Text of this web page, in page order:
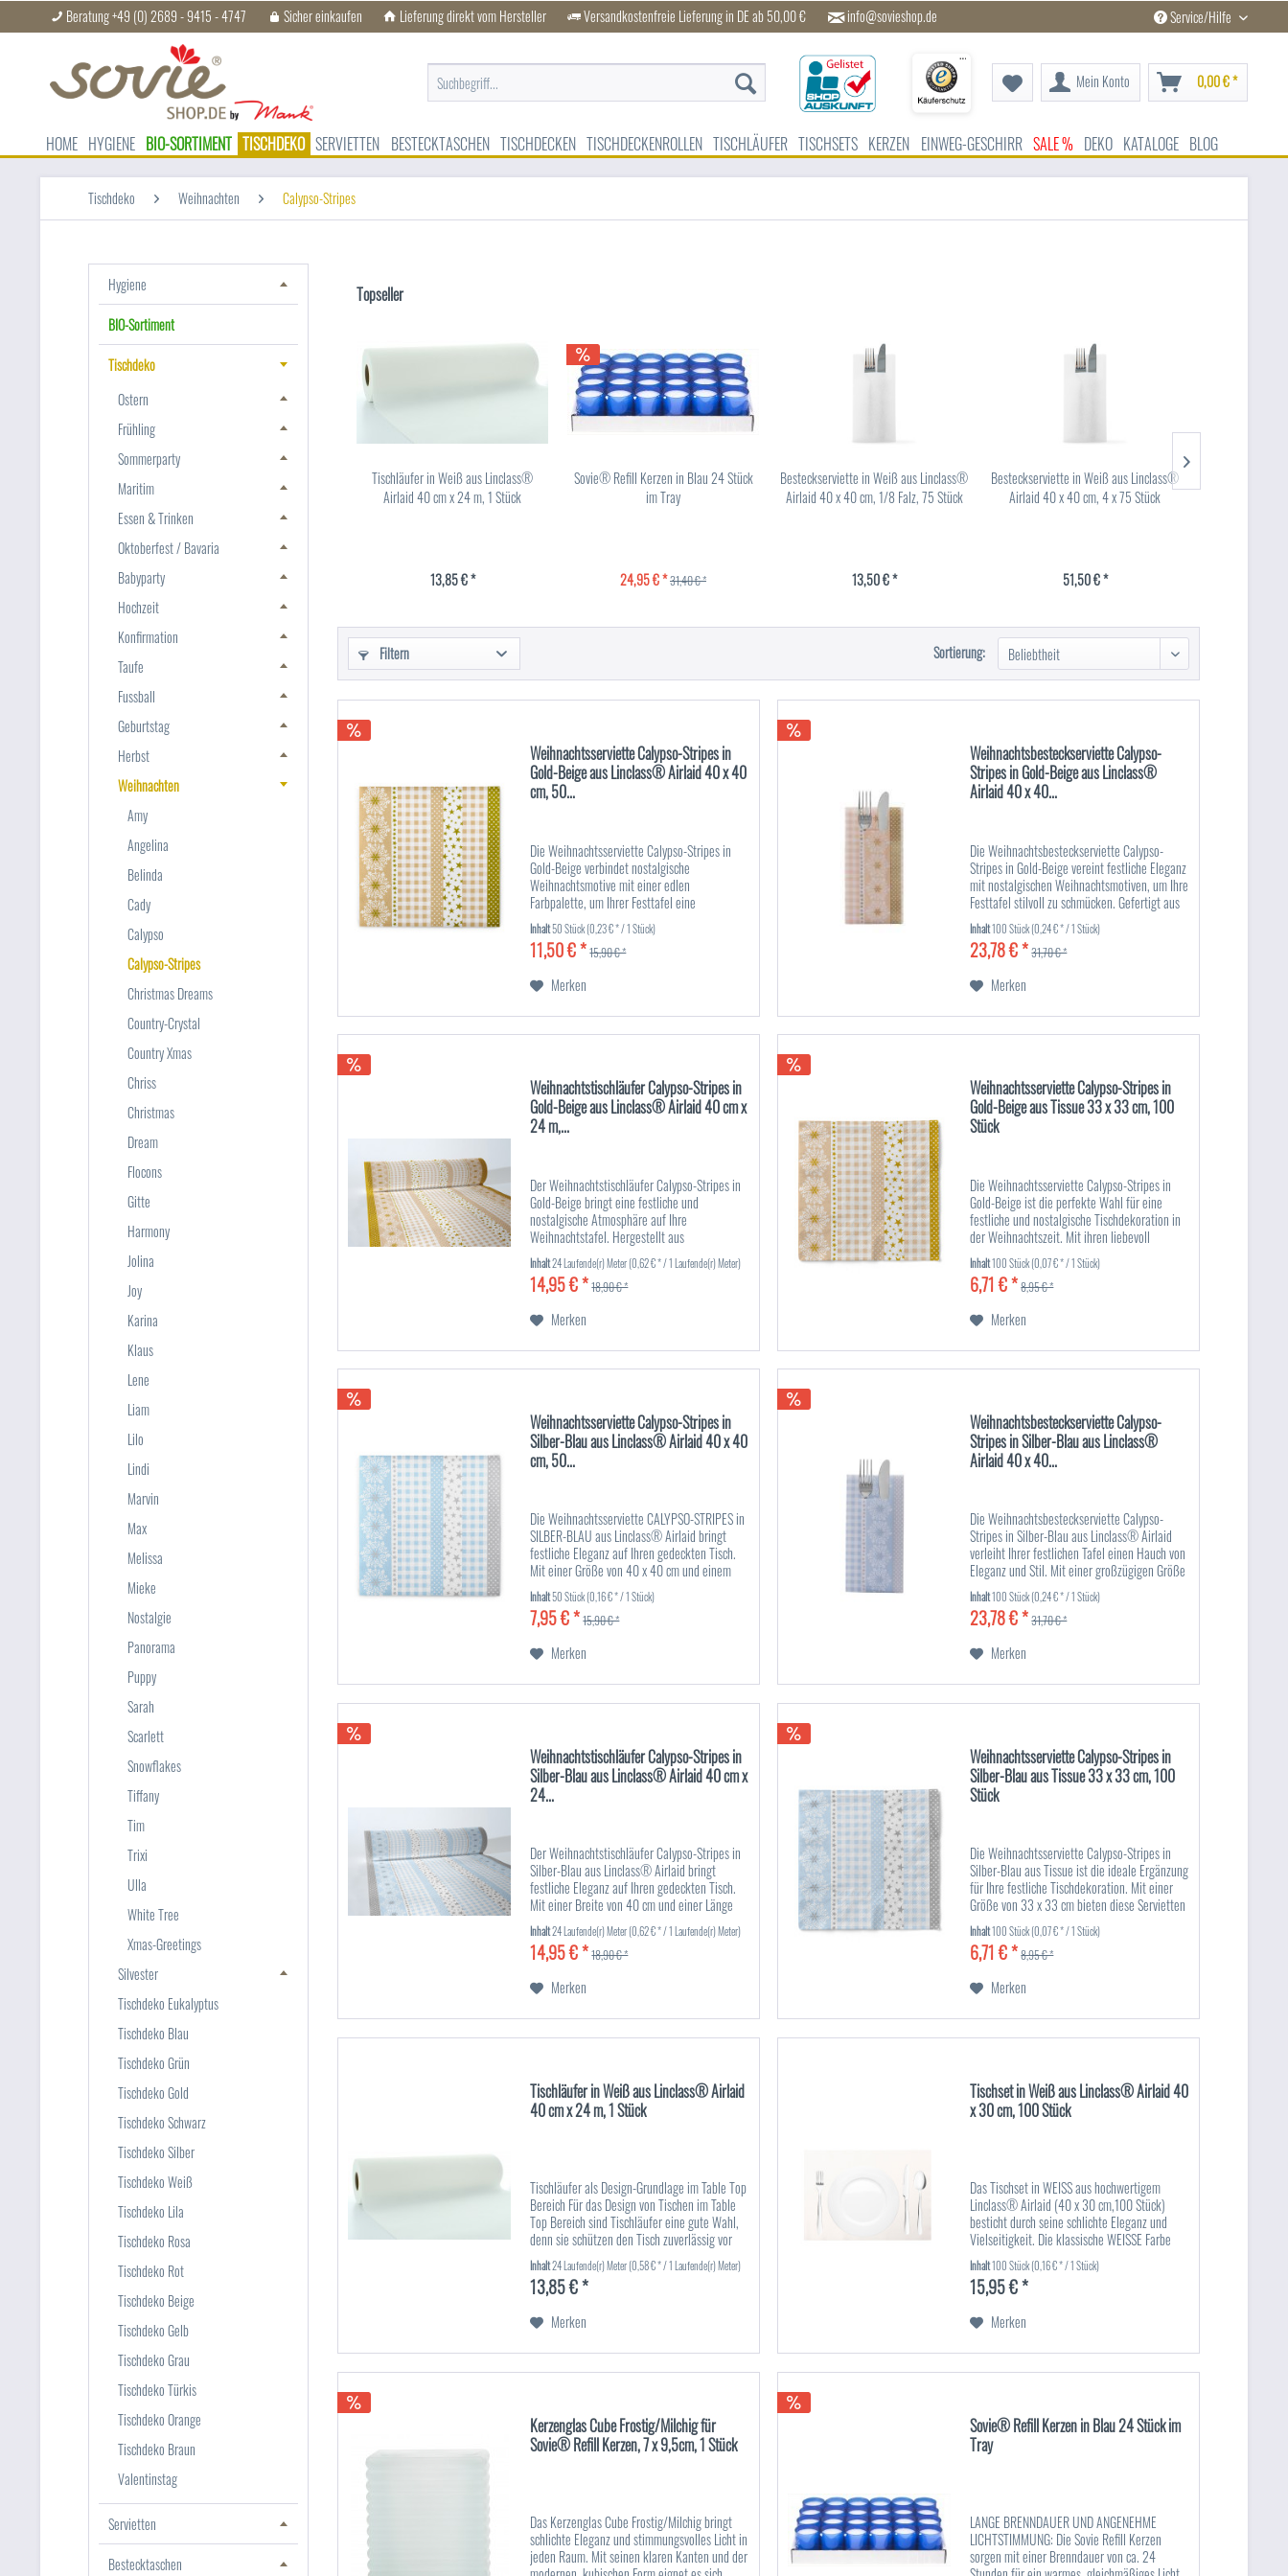
Beratung +49 (0) 2689 - 9415 - 4747 Sicher einkaufen Lieferung direkt vom Hersteller Versandkostenfreie Lieferung in DE ab 50,00 € info@sovieshop.de Service/Hilfe
Mein Konto 0,00 € *
HOME HYGIENE BIO-SORTIMENT TISCHDEKO SERVIETTEN BESTECKTASCHEN TISCHDECKEN TISCHDECKENROLLEN TISCHLÄUFER TISCHSETS KERZEN EINWEG-GESCHIRR SALE % DEKO KATALOGE BLOG
Tischdeko Weihnachten Calypso-Stripes
Hygiene
BIO-Sortiment
Tischdeko
Ostern
Frühling
Sommerparty
Maritim
Essen & Trinken
Oktoberfest / Bavaria
Babyparty
Hochzeit
Konfirmation
Taufe
Fussball
Geburtstag
Herbst
Weihnachten
Amy
Angelina
Belinda
Cady
Calypso
Calypso-Stripes
Christmas Dreams
Country-Crystal
Country Xmas
Chriss
Christmas
Dream
Flocons
Gitte
Harmony
Jolina
Joy
Karina
Klaus
Lene
Liam
Lilo
Lindi
Marvin
Max
Melissa
Mieke
Nostalgie
Panorama
Puppy
Sarah
Scarlett
Snowflakes
Tiffany
Tim
Trixi
Ulla
White Tree
Xmas-Greetings
Silvester
Tischdeko Eukalyptus
Tischdeko Blau
Tischdeko Grün
Tischdeko Gold
Tischdeko Schwarz
Tischdeko Silber
Tischdeko Weiß
Tischdeko Lila
Tischdeko Rosa
Tischdeko Rot
Tischdeko Beige
Tischdeko Gelb
Tischdeko Grau
Tischdeko Türkis
Tischdeko Orange
Tischdeko Braun
Valentinstag
Servietten
Bestecktaschen
Topseller
Tischläufer in Weiß aus Linclass®
Airlaid 40 cm x 24 m, 1 Stück
13,85 € *
Sovie® Refill Kerzen in Blau 24 Stück
im Tray
24,95 € *31,40 € *
Besteckserviette in Weiß aus Linclass®
Airlaid 40 x 40 cm, 1/8 Falz, 75 Stück
13,50 € *
Besteckserviette in Weiß aus Linclass®
Airlaid 40 x 40 cm, 4 x 75 Stück
51,50 € *
Filtern Sortierung:
Weihnachtsserviette Calypso-Stripes in
Gold-Beige aus Linclass® Airlaid 40 x 40
cm, 50...
Die Weihnachtsserviette Calypso-Stripes in
Gold-Beige verbindet nostalgische
Weihnachtsmotive mit einer edlen
Farbpalette, um Ihrer Festtafel eine
besondere, heimelige Atmosphäre zu
verleihen. Gefertigt aus hochwertigem
Linclass®...
Inhalt50 Stück(0,23 € * / 1 Stück)
11,50 € *15,90 € *
Merken
Weihnachtsbesteckserviette Calypso-
Stripes in Gold-Beige aus Linclass®
Airlaid 40 x 40...
Die Weihnachtsbesteckserviette Calypso-
Stripes in Gold-Beige vereint festliche Eleganz
mit nostalgischen Weihnachtsmotiven, um Ihre
Festtafel stilvoll zu schmücken. Gefertigt aus
hochwertigem Linclass® Airlaid-Material,
bietet diese...
Inhalt100 Stück(0,24 € * / 1 Stück)
23,78 € *31,70 € *
Merken
Weihnachtstischläufer Calypso-Stripes in
Gold-Beige aus Linclass® Airlaid 40 cm x
24 m,...
Der Weihnachtstischläufer Calypso-Stripes in
Gold-Beige bringt eine festliche und
nostalgische Atmosphäre auf Ihre
Weihnachtstafel. Hergestellt aus
hochwertigem Linclass® Airlaid-Material,
bietet dieser Tischläufer eine stoffähnliche...
Inhalt24 Laufende(r) Meter(0,62 € * / 1 Laufende(r) Meter)
14,95 € *18,90 € *
Merken
Weihnachtsserviette Calypso-Stripes in
Gold-Beige aus Tissue 33 x 33 cm, 100
Stück
Die Weihnachtsserviette Calypso-Stripes in
Gold-Beige ist die perfekte Wahl für eine
festliche und nostalgische Tischdekoration in
der Weihnachtszeit. Mit ihren liebevoll
gestalteten, klassischen Weihnachtsmotiven,
darunter Streifen,...
Inhalt100 Stück(0,07 € * / 1 Stück)
6,71 € *8,95 € *
Merken
Weihnachtsserviette Calypso-Stripes in
Silber-Blau aus Linclass® Airlaid 40 x 40
cm, 50...
Die Weihnachtsserviette CALYPSO-STRIPES in
SILBER-BLAU aus Linclass® Airlaid bringt
festliche Eleganz auf Ihren gedeckten Tisch.
Mit einer Größe von 40 x 40 cm und einem
hochwertigen Material aus Linclass® Airlaid,
das für seine textile...
Inhalt50 Stück(0,16 € * / 1 Stück)
7,95 € *15,90 € *
Merken
Weihnachtsbesteckserviette Calypso-
Stripes in Silber-Blau aus Linclass®
Airlaid 40 x 40...
Die Weihnachtsbesteckserviette Calypso-
Stripes in Silber-Blau aus Linclass® Airlaid
verleiht Ihrer festlichen Tafel einen Hauch von
Eleganz und Stil. Mit einer großzügigen Größe
von 40 x 40 cm und dem hochwertigen
Linclass®...
Inhalt100 Stück(0,24 € * / 1 Stück)
23,78 € *31,70 € *
Merken
Weihnachtstischläufer Calypso-Stripes in
Silber-Blau aus Linclass® Airlaid 40 cm x
24...
Der Weihnachtstischläufer Calypso-Stripes in
Silber-Blau aus Linclass® Airlaid bringt
festliche Eleganz auf Ihren gedeckten Tisch.
Mit einer Breite von 40 cm und einer Länge
von 24 m bietet dieser Tischläufer
ausreichend Material, um...
Inhalt24 Laufende(r) Meter(0,62 € * / 1 Laufende(r) Meter)
14,95 € *18,90 € *
Merken
Weihnachtsserviette Calypso-Stripes in
Silber-Blau aus Tissue 33 x 33 cm, 100
Stück
Die Weihnachtsserviette Calypso-Stripes in
Silber-Blau aus Tissue ist die ideale Ergänzung
für Ihre festliche Tischdekoration. Mit einer
Größe von 33 x 33 cm bieten diese Servietten
die perfekte Kombination aus Funktionalität
und...
Inhalt100 Stück(0,07 € * / 1 Stück)
6,71 € *8,95 € *
Merken
Tischläufer in Weiß aus Linclass® Airlaid
40 cm x 24 m, 1 Stück
Tischläufer als Design-Grundlage im Table Top
Bereich Für das Design von Tischen im Table
Top Bereich sind Tischläufer eine gute Wahl,
denn sie schützen den Tisch zuverlässig vor
Verschmutzungen, sind bei Bedarf schnell
ausgetauscht und...
Inhalt24 Laufende(r) Meter(0,58 € * / 1 Laufende(r) Meter)
13,85 € *
Merken
Tischset in Weiß aus Linclass® Airlaid 40
x 30 cm, 100 Stück
Das Tischset in WEISS aus hochwertigem
Linclass® Airlaid (40 x 30 cm,100 Stück)
besticht durch seine schlichte Eleganz und
Vielseitigkeit. Die klassische WEISSE Farbe
passt perfekt zu jeder Tischdekoration und
eignet sich sowohl für...
Inhalt100 Stück(0,16 € * / 1 Stück)
15,95 € *
Merken
Kerzenglas Cube Frostig/Milchig für
Sovie® Refill Kerzen, 7 x 9,5cm, 1 Stück
Das Kerzenglas Cube Frostig/Milchig bringt
schlichte Eleganz und stimmungsvolles Licht in
jeden Raum. Mit seinen klaren Kanten und der
Sovie® Refill Kerzen in Blau 24 Stück im
Tray
LANGE BRENNDAUER UND ANGENEHME
LICHTSTIMMUNG: Die Sovie Refill Kerzen
sorgen mit einer Brenndauer von ca. 24